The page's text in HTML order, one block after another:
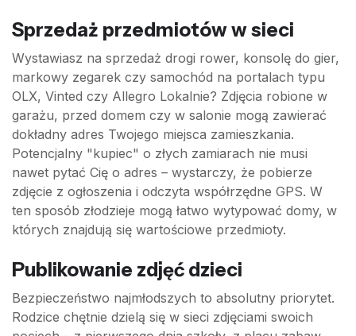
Sprzedaż przedmiotów w sieci
Wystawiasz na sprzedaż drogi rower, konsolę do gier,
markowy zegarek czy samochód na portalach typu
OLX, Vinted czy Allegro Lokalnie? Zdjęcia robione w
garażu, przed domem czy w salonie mogą zawierać
dokładny adres Twojego miejsca zamieszkania.
Potencjalny "kupiec" o złych zamiarach nie musi
nawet pytać Cię o adres – wystarczy, że pobierze
zdjęcie z ogłoszenia i odczyta współrzędne GPS. W
ten sposób złodzieje mogą łatwo wytypować domy, w
których znajdują się wartościowe przedmioty.
Publikowanie zdjęć dzieci
Bezpieczeństwo najmłodszych to absolutny priorytet.
Rodzice chętnie dzielą się w sieci zdjęciami swoich